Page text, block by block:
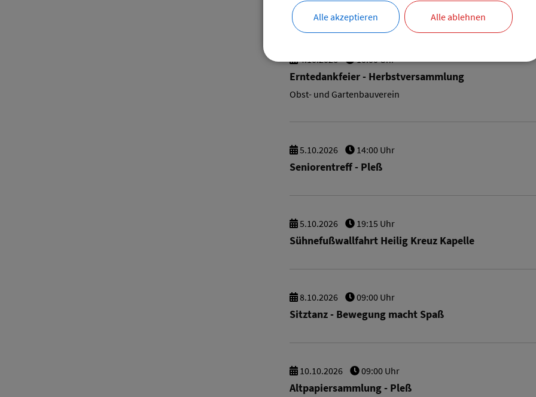
Blutspenden Heimertingen
4.10.2026 10:00 Uhr
Erntedankfeier - Herbstversammlung
Obst- und Gartenbauverein
5.10.2026 14:00 Uhr
Seniorentreff - Pleß
5.10.2026 19:15 Uhr
Sühnefußwallfahrt Heilig Kreuz Kapelle
8.10.2026 09:00 Uhr
Sitztanz - Bewegung macht Spaß
10.10.2026 09:00 Uhr
Altpapiersammlung - Pleß
Alle akzeptieren Alle ablehnen